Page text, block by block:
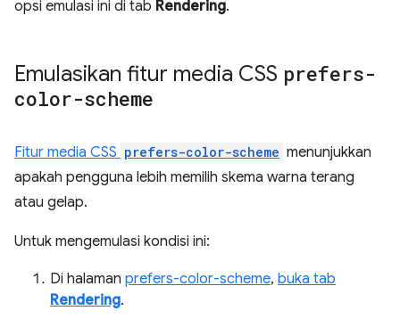
opsi emulasi ini di tab Rendering.
Emulasikan fitur media CSS prefers-
color-scheme
Fitur media CSS prefers-color-scheme menunjukkan
apakah pengguna lebih memilih skema warna terang
atau gelap.
Untuk mengemulasi kondisi ini:
Di halaman prefers-color-scheme, buka tab
Rendering.